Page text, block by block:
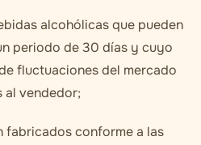
alcohólicas que pueden
periodo de 30 días y cuyo
fluctuaciones del mercado
al vendedor;
fabricados conforme a las